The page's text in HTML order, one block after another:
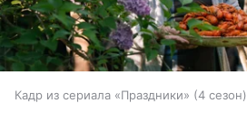
Кадр из сериала «Праздники» (4 сезон)